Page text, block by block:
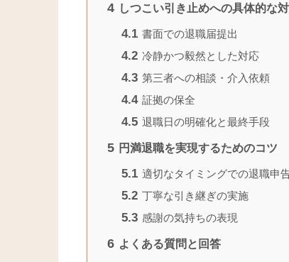
4 しつこい引き止めへの具体的な
4.1 書面での退職届提出
4.2 冷静かつ毅然とした対応
4.3 第三者への相談・介入依頼
4.4 証拠の保全
4.5 退職日の明確化と最終手段
5 円満退職を実現するためのコツ
5.1 適切なタイミングでの退職申
5.2 丁寧な引き継ぎの実施
5.3 感謝の気持ちの表現
6 よくある質問と回答